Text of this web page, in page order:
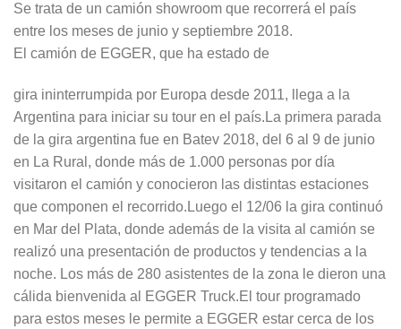
Se trata de un camión showroom que recorrerá el país
entre los meses de junio y septiembre 2018.
El camión de EGGER, que ha estado de
gira ininterrumpida por Europa desde 2011, llega a la
Argentina para iniciar su tour en el país.La primera parada
de la gira argentina fue en Batev 2018, del 6 al 9 de junio
en La Rural, donde más de 1.000 personas por día
visitaron el camión y conocieron las distintas estaciones
que componen el recorrido.Luego el 12/06 la gira continuó
en Mar del Plata, donde además de la visita al camión se
realizó una presentación de productos y tendencias a la
noche. Los más de 280 asistentes de la zona le dieron una
cálida bienvenida al EGGER Truck.El tour programado
para estos meses le permite a EGGER estar cerca de los